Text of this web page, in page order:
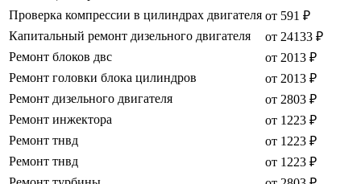
Проверка компрессии в цилиндрах двигателя от 591 ₽
Капитальный ремонт дизельного двигателя
от 24133 ₽
Ремонт блоков двс
от 2013 ₽
Ремонт головки блока цилиндров
от 2013 ₽
Ремонт дизельного двигателя
от 2803 ₽
Ремонт инжектора
от 1223 ₽
Ремонт тнвд
от 1223 ₽
Ремонт тнвд
от 1223 ₽